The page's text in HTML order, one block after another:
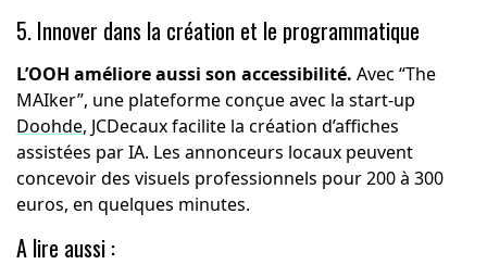
5. Innover dans la création et le programmatique
L’OOH améliore aussi son accessibilité. Avec “The
MAIker”, une plateforme conçue avec la start-up
Doohde, JCDecaux facilite la création d’affiches
assistées par IA. Les annonceurs locaux peuvent
concevoir des visuels professionnels pour 200 à 300
euros, en quelques minutes.
A lire aussi :